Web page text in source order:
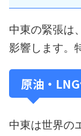
中東の緊張は
影響します。
原油・
中東は世界の